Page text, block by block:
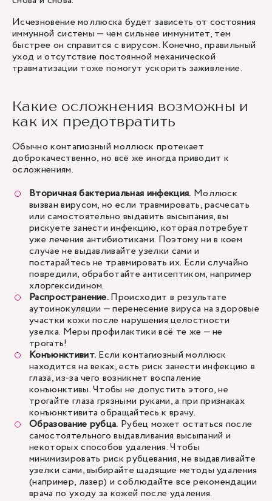
Исчезновение моллюска будет зависеть от состояния
иммунной системы — чем сильнее иммунитет, тем
быстрее он справится с вирусом. Конечно, правильный
уход и отсутствие постоянной механической
травматизации тоже помогут ускорить заживление.
Какие осложнения возможны и
как их предотвратить
Обычно контагиозный моллюск протекает
доброкачественно, но всё же иногда приводит к
осложнениям.
Вторичная бактериальная инфекция. Моллюск
вызван вирусом, но если травмировать, расчесать
или самостоятельно выдавить высыпания, вы
рискуете занести инфекцию, которая потребует
уже лечения антибиотиками. Поэтому ни в коем
случае не выдавливайте узелки сами и
постарайтесь не травмировать их. Если случайно
повредили, обработайте антисептиком, например
хлоргексидином.
Распространение.Происходит в результате
аутоинокуляции — перенесение вируса на здоровые
участки кожи после нарушения целостности
узелка. Меры профилактики всё те же — не
трогать!
Конъюнктивит. Если контагиозный моллюск
находится на веках, есть риск занести инфекцию в
глаза, из-за чего возникнет воспаление
конъюнктивы. Чтобы не допустить этого, не
трогайте глаза грязными руками, а при признаках
конъюнктивита обращайтесь к врачу.
Образование рубца. Рубец может остаться после
самостоятельного выдавливания высыпаний и
некоторых способов удаления. Чтобы
минимизировать риск рубцевания, не выдавливайте
узелки сами, выбирайте щадящие методы удаления
(например, лазер) и соблюдайте все рекомендации
врача по уходу за кожей после удаления.